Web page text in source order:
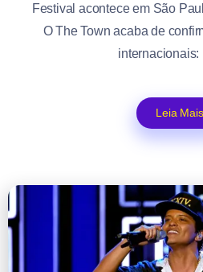
Festival acontece em São
O The Town acaba de
internacionais:
Leia Mais